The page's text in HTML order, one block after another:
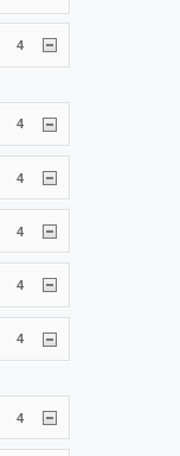
4
4
4
4
4
4
4